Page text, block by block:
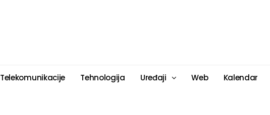
Telekomunikacije Tehnologija Uređaji Web Kalendar